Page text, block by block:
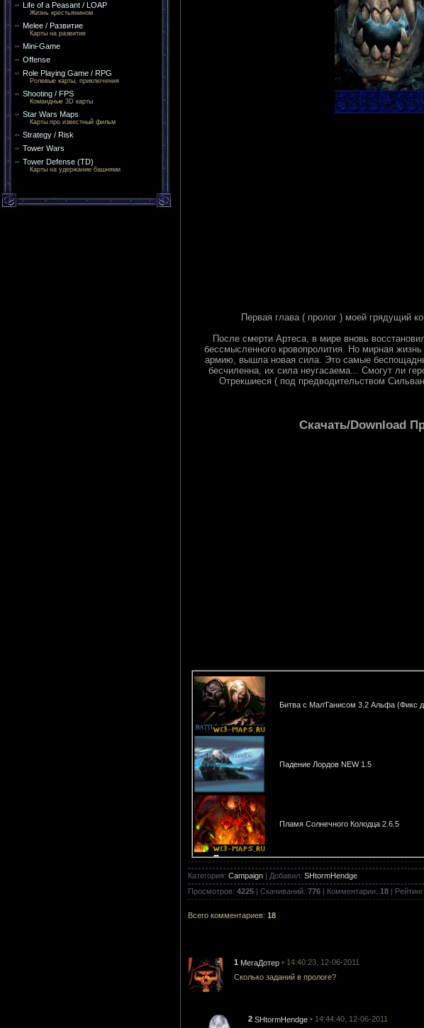
Life of a Peasant / LOAP
Жизнь крестьянином
Melee / Развитие
Карты на развитие
Mini-Game
Offense
Role Playing Game / RPG
Ролевые карты, приключения
Shooting / FPS
Командные 3D карты
Star Wars Maps
Карты про известный фильм
Strategy / Risk
Tower Wars
Tower Defense (TD)
Карты на удержание башнями
Первая глава ( пролог ) моей грядущий
После смерти Артеса, в мире вновь
бессмысленного кровопролития. Но мирная
армию, вышла новая сила. Это самые
бесчиленна, их сила неугасаема... Смогут ли
Отрекшиеся ( под предводительством
Скачать/Download
Битва с Мал'Ганисом 3.2 Альфа (Фикс
Падение Лордов NEW 1.5
Пламя Солнечного Колодца 2.6.5
Тараканья схватка 2
Категория: Campaign | Добавил: SHtormHendge
Просмотров: 4225 | Скачиваний: 776 | Комментарии: 18 | Рейтинг
Всего комментариев: 18
1 МегаДотер • 14:40:23, 12-06-2011
Сколько заданий в прологе?
2 SHtormHendge • 14:44:40, 12-06-2011